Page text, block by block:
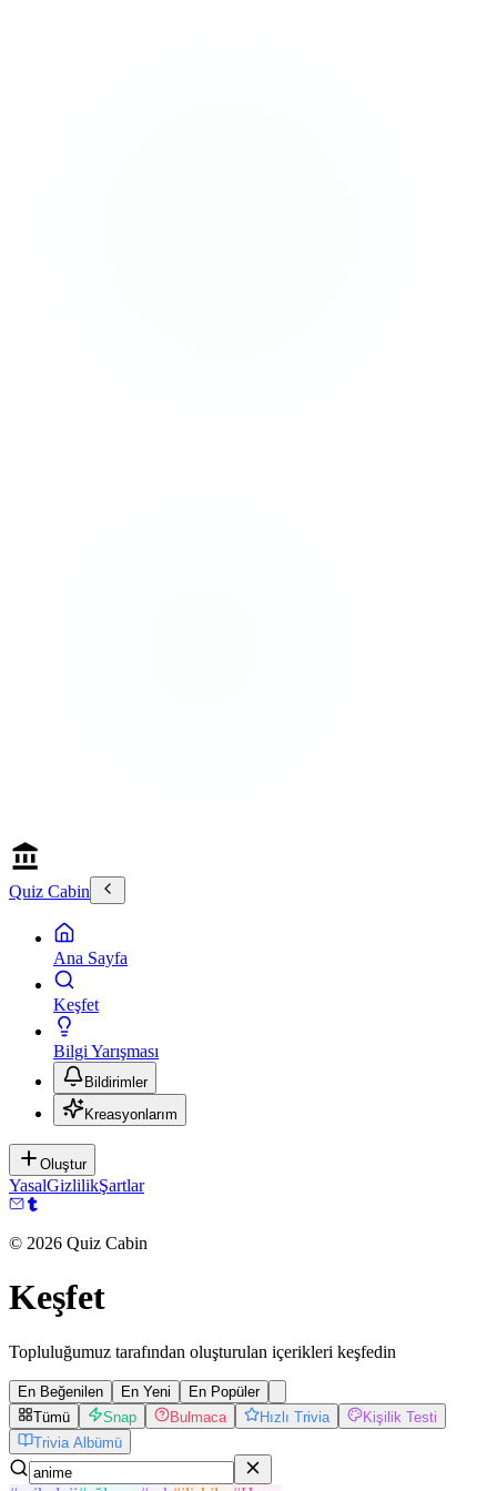
Quiz Cabin
Ana Sayfa
Keşfet
Bilgi Yarışması
Bildirimler
Kreasyonlarım
Oluştur
YasalGizlilikŞartlar
© 2026 Quiz Cabin
Keşfet
Topluluğumuz tarafından oluşturulan içerikleri keşfedin
En Beğenilen En Yeni
En Popüler
Tümü
Snap Bulmaca Hızlı Trivia
Kişilik Testi
Trivia Albümü